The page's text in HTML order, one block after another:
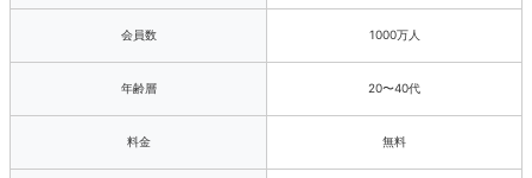
会員数 1000万人
年齢層 20〜40代
料金 無料